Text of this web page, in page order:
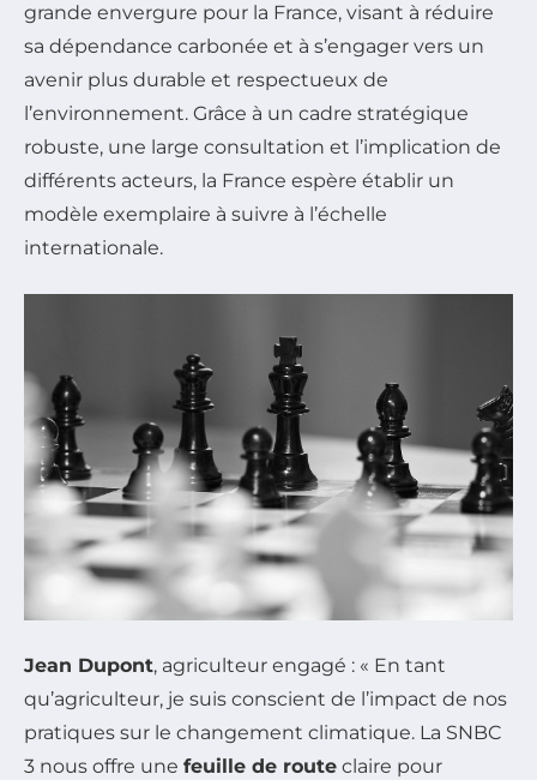
grande envergure pour la France, visant à réduire
sa dépendance carbonée et à s’engager vers un
avenir plus durable et respectueux de
l’environnement. Grâce à un cadre stratégique
robuste, une large consultation et l’implication de
différents acteurs, la France espère établir un
modèle exemplaire à suivre à l’échelle
internationale.
Jean Dupont, agriculteur engagé : « En tant
qu’agriculteur, je suis conscient de l’impact de nos
pratiques sur le changement climatique. La SNBC
3 nous offre une feuille de route claire pour